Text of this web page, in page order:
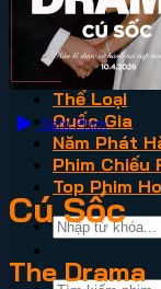
VN2
Phim Lẻ
Phim Bộ
Thể Loại
Quốc Gia
Năm Phát
Phim Chiếu
Top Phim
Xem Phim
Cú Sốc
The Drama